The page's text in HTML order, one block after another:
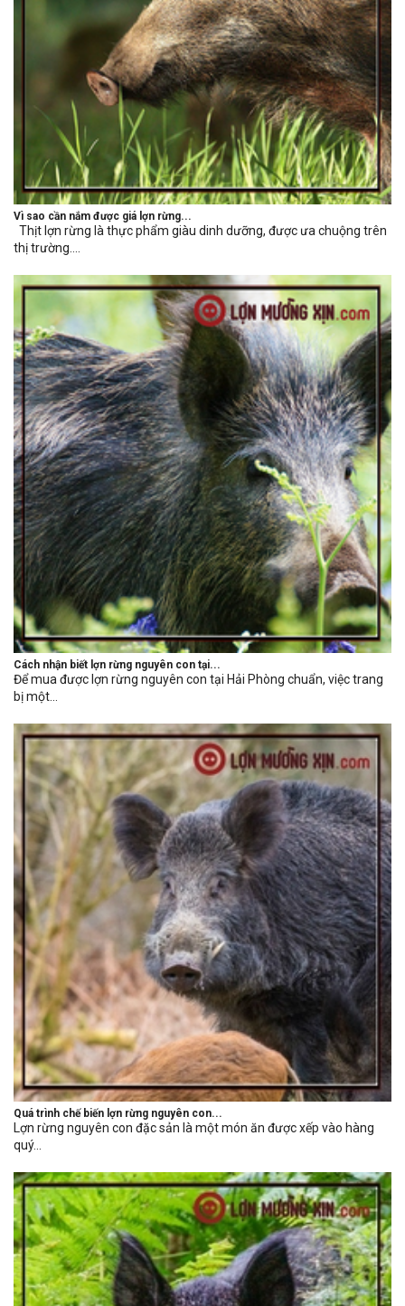
Vì sao cần nắm được giá lợn rừng...
Thịt lợn rừng là thực phẩm giàu dinh dưỡng, được ưa chuộng trên
thị trường....
Cách nhận biết lợn rừng nguyên con tại...
Để mua được lợn rừng nguyên con tại Hải Phòng chuẩn, việc trang
bị một...
Quá trình chế biến lợn rừng nguyên con...
Lợn rừng nguyên con đặc sản là một món ăn được xếp vào hàng
quý...